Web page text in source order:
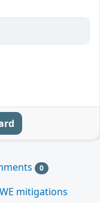
0
mitigations